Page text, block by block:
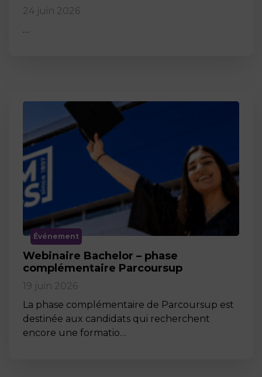
24 juin 2026
…
Événement
Webinaire Bachelor – phase
complémentaire Parcoursup
19 juin 2026
La phase complémentaire de Parcoursup est
destinée aux candidats qui recherchent
encore une formatio…